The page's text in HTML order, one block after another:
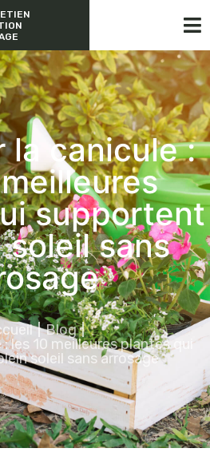
la canicule :
supportent
soleil sans
Blog
les 10 meilleures plantes qui
soleil sans arrosage